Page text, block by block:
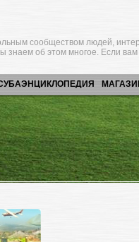
сообществом людей,
знаем об этом многое. Если